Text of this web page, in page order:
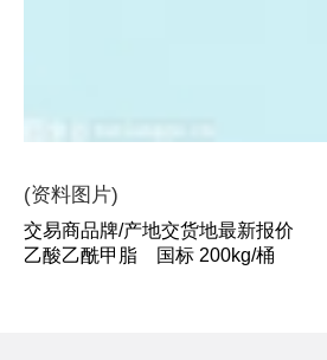
(资料图片)
交易商品牌/产地交货地最新报价
乙酸乙酰甲脂 国标 200kg/桶